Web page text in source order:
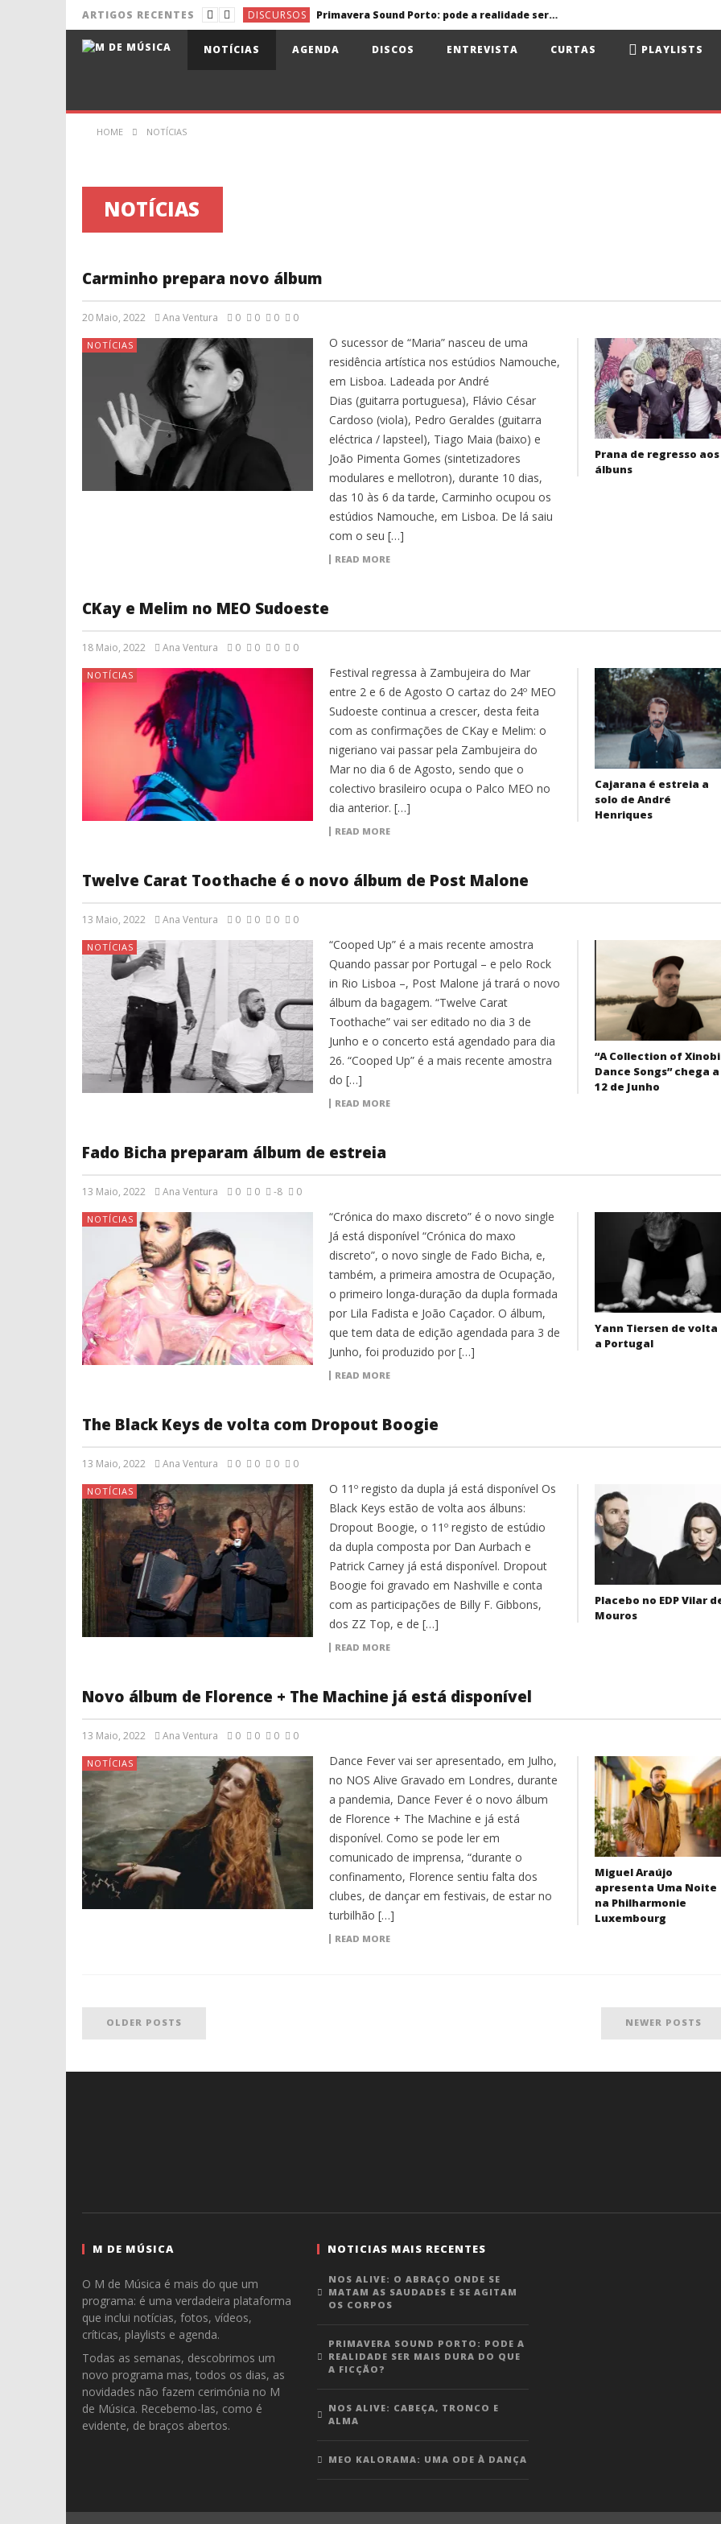
ARTIGOS RECENTES DISCURSOS Primavera Sound Porto: pode a realidade ser mais dura do que a ficção?
NOTÍCIAS Pixies de volta aos álbuns
NOTÍCIAS AGENDA DISCOS ENTREVISTA CURTAS PLAYLISTS
HOME NOTÍCIAS
NOTÍCIAS
Carminho prepara novo álbum
20 Maio, 2022 Ana Ventura 0 0 0 0
NOTÍCIAS
O sucessor de “Maria” nasceu de uma
residência artística nos estúdios Namouche,
em Lisboa. Ladeada por André
Dias (guitarra portuguesa), Flávio César
Cardoso (viola), Pedro Geraldes (guitarra
eléctrica / lapsteel), Tiago Maia (baixo) e
João Pimenta Gomes (sintetizadores
modulares e mellotron), durante 10 dias,
das 10 às 6 da tarde, Carminho ocupou os
estúdios Namouche, em Lisboa. De lá saiu
com o seu […]
READ MORE
Prana de regresso aos
álbuns
CKay e Melim no MEO Sudoeste
18 Maio, 2022 Ana Ventura 0 0 0 0
NOTÍCIAS
Festival regressa à Zambujeira do Mar
entre 2 e 6 de Agosto O cartaz do 24º MEO
Sudoeste continua a crescer, desta feita
com as confirmações de CKay e Melim: o
nigeriano vai passar pela Zambujeira do
Mar no dia 6 de Agosto, sendo que o
colectivo brasileiro ocupa o Palco MEO no
dia anterior. […]
READ MORE
Cajarana é estreia a
solo de André
Henriques
Twelve Carat Toothache é o novo álbum de Post Malone
13 Maio, 2022 Ana Ventura 0 0 0 0
NOTÍCIAS
“Cooped Up” é a mais recente amostra
Quando passar por Portugal – e pelo Rock
in Rio Lisboa –, Post Malone já trará o novo
álbum da bagagem. “Twelve Carat
Toothache” vai ser editado no dia 3 de
Junho e o concerto está agendado para dia
26. “Cooped Up” é a mais recente amostra
do […]
READ MORE
“A Collection of Xinobi
Dance Songs” chega a
12 de Junho
Fado Bicha preparam álbum de estreia
13 Maio, 2022 Ana Ventura 0 0 -8 0
NOTÍCIAS
“Crónica do maxo discreto” é o novo single
Já está disponível “Crónica do maxo
discreto”, o novo single de Fado Bicha, e,
também, a primeira amostra de Ocupação,
o primeiro longa-duração da dupla formada
por Lila Fadista e João Caçador. O álbum,
que tem data de edição agendada para 3 de
Junho, foi produzido por […]
READ MORE
Yann Tiersen de volta
a Portugal
The Black Keys de volta com Dropout Boogie
13 Maio, 2022 Ana Ventura 0 0 0 0
NOTÍCIAS
O 11º registo da dupla já está disponível Os
Black Keys estão de volta aos álbuns:
Dropout Boogie, o 11º registo de estúdio
da dupla composta por Dan Aurbach e
Patrick Carney já está disponível. Dropout
Boogie foi gravado em Nashville e conta
com as participações de Billy F. Gibbons,
dos ZZ Top, e de […]
READ MORE
Placebo no EDP Vilar
Mouros
Novo álbum de Florence + The Machine já está disponível
13 Maio, 2022 Ana Ventura 0 0 0 0
NOTÍCIAS
Dance Fever vai ser apresentado, em Julho,
no NOS Alive Gravado em Londres, durante
a pandemia, Dance Fever é o novo álbum
de Florence + The Machine e já está
disponível. Como se pode ler em
comunicado de imprensa, “durante o
confinamento, Florence sentiu falta dos
clubes, de dançar em festivais, de estar no
turbilhão […]
READ MORE
Miguel Araújo
apresenta Uma Noite
na Philharmonie
Luxembourg
OLDER POSTS NEWER POSTS
M DE MÚSICA
O M de Música é mais do que um
programa: é uma verdadeira plataforma
que inclui notícias, fotos, vídeos,
críticas, playlists e agenda.
Todas as semanas, descobrimos um
novo programa mas, todos os dias, as
novidades não fazem cerimónia no M
de Música. Recebemo-las, como é
evidente, de braços abertos.
NOTICIAS MAIS RECENTES
NOS ALIVE: O ABRAÇO ONDE SE
MATAM AS SAUDADES E SE AGITAM
OS CORPOS
PRIMAVERA SOUND PORTO: PODE A
REALIDADE SER MAIS DURA DO QUE
A FICÇÃO?
NOS ALIVE: CABEÇA, TRONCO E
ALMA
MEO KALORAMA: UMA ODE À DANÇA